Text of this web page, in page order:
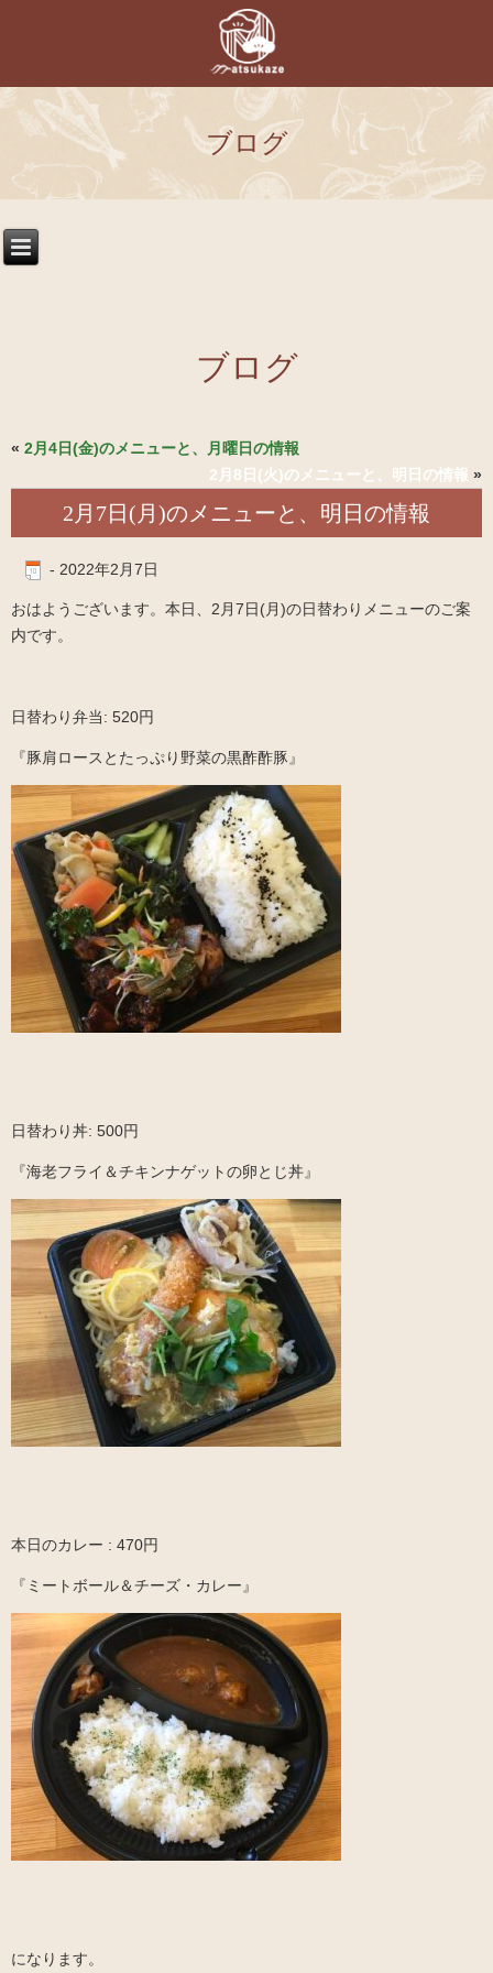
ブログ
ブログ
« 2月4日(金)のメニューと、月曜日の情報
2月8日(火)のメニューと、明日の情報 »
2月7日(月)のメニューと、明日の情報
- 2022年2月7日
おはようございます。本日、2月7日(月)の日替わりメニューのご案
内です。
日替わり弁当: 520円
『豚肩ロースとたっぷり野菜の黒酢酢豚』
日替わり丼: 500円
『海老フライ＆チキンナゲットの卵とじ丼』
本日のカレー : 470円
『ミートボール＆チーズ・カレー』
になります。